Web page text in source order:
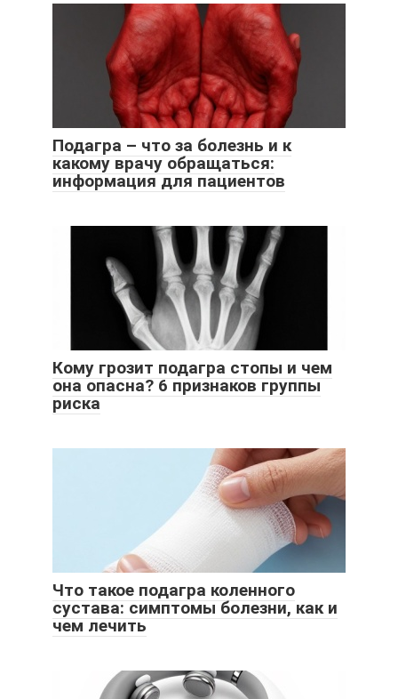
Подагра – что за болезнь и к
какому врачу обращаться:
информация для пациентов
Кому грозит подагра стопы и чем
она опасна? 6 признаков группы
риска
Что такое подагра коленного
сустава: симптомы болезни, как и
чем лечить